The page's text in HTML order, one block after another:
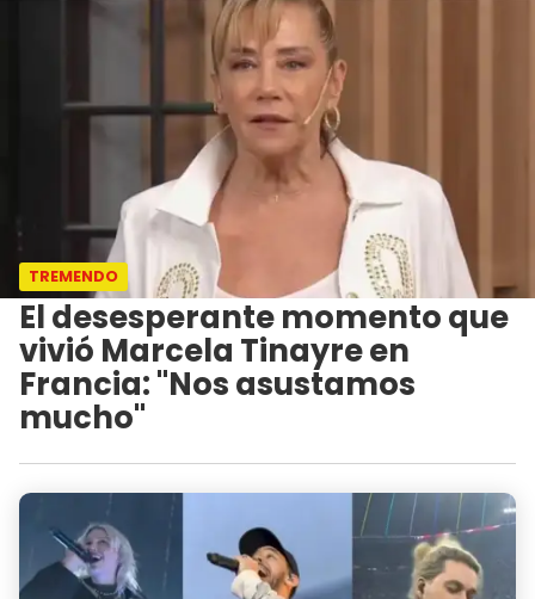
TREMENDO
El desesperante momento que
vivió Marcela Tinayre en
Francia: "Nos asustamos
mucho"